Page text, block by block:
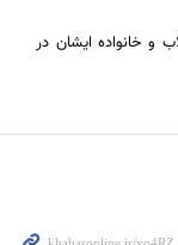
و خانواده ایشان در